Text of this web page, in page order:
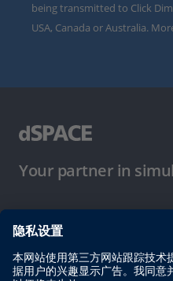
being transmitted to Click
USA, Canada or Australia.
Your partner in
使用条件
隐私政策